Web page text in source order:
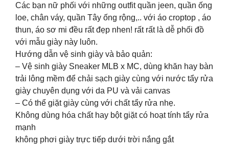
Các bạn nữ phối với những outfit quần jeen, quần ống
loe, chân váy, quần Tây ống rộng,.. với áo croptop , áo
thun, áo sơ mi đều rất đẹp nhen! rất rất là dễ phối đồ
với mẫu giày này luôn.
Hướng dẫn vệ sinh giày và bảo quản:
– Vệ sinh giày Sneaker MLB x MC, dùng khăn hay bàn
trải lông mềm để chải sạch giày cùng với nước tẩy rửa
giày chuyên dụng với da PU và vải canvas
– Có thể giặt giày cùng với chất tẩy rửa nhẹ.
Không dùng hóa chất hay bột giặt có hoạt tính tẩy rửa
mạnh
không phơi giày trực tiếp dưới trời nắng gắt